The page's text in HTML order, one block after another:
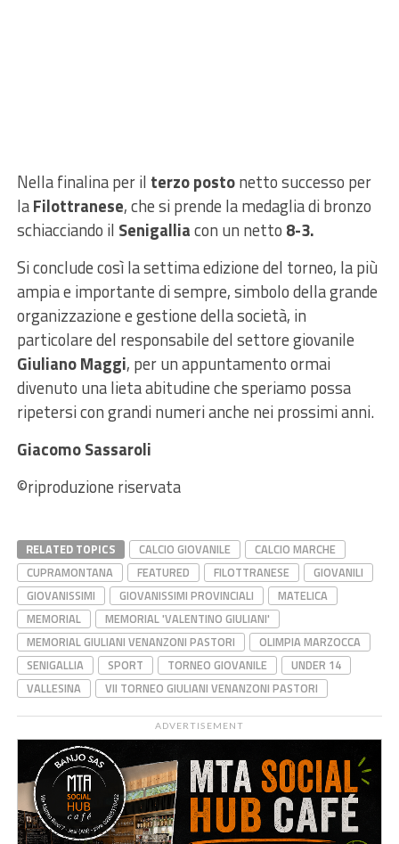
Nella finalina per il terzo postonetto successo per
laFilottranese, che si prende la medaglia di bronzo
schiacciando il Senigalliacon un netto 8-3.
Si conclude così la settima edizione del torneo, la più
ampia e importante di sempre, simbolo della grande
organizzazione e gestione della società, in
particolare del responsabile del settore giovanile
Giuliano Maggi, per un appuntamento ormai
divenuto una lieta abitudine che speriamo possa
ripetersi con grandi numeri anche nei prossimi anni.
Giacomo Sassaroli
©riproduzione riservata
RELATED TOPICS CALCIO GIOVANILE
CALCIO MARCHE
CUPRAMONTANA
FEATURED FILOTTRANESE
GIOVANILI
GIOVANISSIMI
GIOVANISSIMI PROVINCIALI
MATELICA
MEMORIAL
MEMORIAL 'VALENTINO GIULIANI'
MEMORIAL GIULIANI VENANZONI PASTORI
OLIMPIA MARZOCCA
SENIGALLIA
SPORT TORNEO GIOVANILE
UNDER 14
VALLESINA
VII TORNEO GIULIANI VENANZONI PASTORI
ADVERTISEMENT